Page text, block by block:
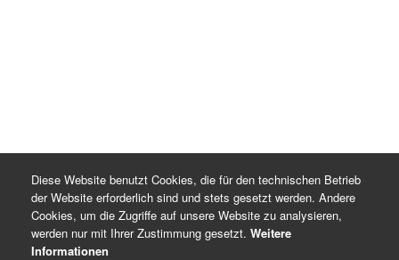
Diese Website benutzt Cookies, die für den technischen Betrieb
der Website erforderlich sind und stets gesetzt werden. Andere
Cookies, um die Zugriffe auf unsere Website zu analysieren,
werden nur mit Ihrer Zustimmung gesetzt. Weitere
Informationen